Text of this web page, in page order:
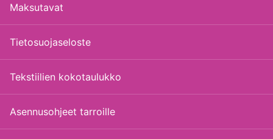
Maksutavat
Tietosuojaseloste
Tekstiilien kokotaulukko
Asennusohjeet tarroille